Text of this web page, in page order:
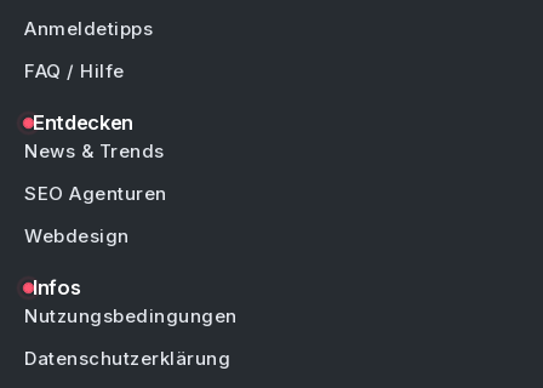
Anmeldetipps
FAQ / Hilfe
Entdecken
News & Trends
SEO Agenturen
Webdesign
Infos
Nutzungsbedingungen
Datenschutzerklärung